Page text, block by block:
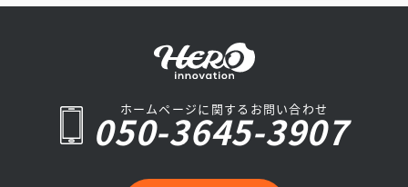
ホームページに関するお問い合わせ
050-3645-3907